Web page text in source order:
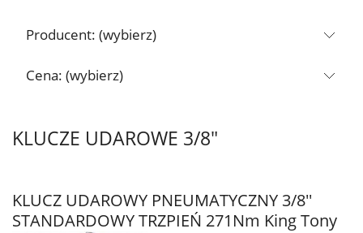
Producent: (wybierz)
Cena: (wybierz)
KLUCZE UDAROWE 3/8"
KLUCZ UDAROWY PNEUMATYCZNY 3/8''
STANDARDOWY TRZPIEŃ 271Nm King Tony